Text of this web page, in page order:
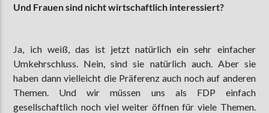
Und Frauen sind nicht wirtschaftlich interessiert?
Ja, ich weiß, das ist jetzt natürlich ein sehr einfacher
Umkehrschluss. Nein, sind sie natürlich auch. Aber sie
haben dann vielleicht die Präferenz auch noch auf anderen
Themen. Und wir müssen uns als FDP einfach
gesellschaftlich noch viel weiter öffnen für viele Themen.